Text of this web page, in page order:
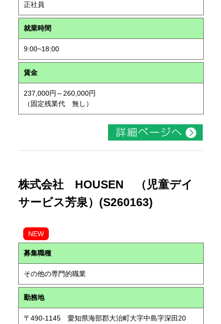
正社員
就業時間
9:00~18:00
賃金
237,000円～260,000円
（固定残業代 無し）
株式会社 HOUSEN （児童デイ
サービス芳泉）(S260163)
NEW
募集職種
その他の専門的職業
勤務地
〒490-1145 愛知県海部郡大治町大字中島字深田20